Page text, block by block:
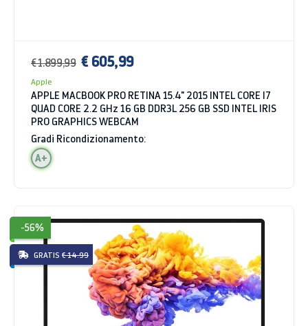
€ 1.899,99 € 605,99
Apple
APPLE MACBOOK PRO RETINA 15.4" 2015 INTEL CORE I7
QUAD CORE 2.2 GHz 16 GB DDR3L 256 GB SSD INTEL IRIS
PRO GRAPHICS WEBCAM
Gradi Ricondizionamento:
A+
-56%
GRATIS € 14.99